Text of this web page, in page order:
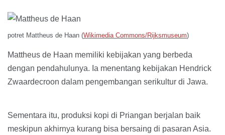
potret Mattheus de Haan (Wikimedia Commons/Rijksmuseum)
Mattheus de Haan memiliki kebijakan yang berbeda
dengan pendahulunya. Ia menentang kebijakan Hendrick
Zwaardecroon dalam pengembangan serikultur di Jawa.
Sementara itu, produksi kopi di Priangan berjalan baik
meskipun akhirnya kurang bisa bersaing di pasaran Asia.